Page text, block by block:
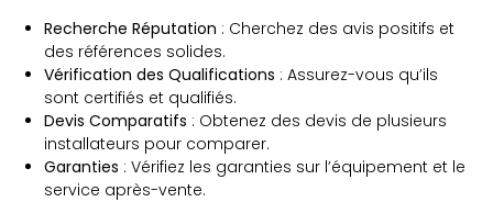
Recherche Réputation : Cherchez des avis positifs et
des références solides.
Vérification des Qualifications : Assurez-vous qu’ils
sont certifiés et qualifiés.
Devis Comparatifs : Obtenez des devis de plusieurs
installateurs pour comparer.
Garanties : Vérifiez les garanties sur l’équipement et le
service après-vente.